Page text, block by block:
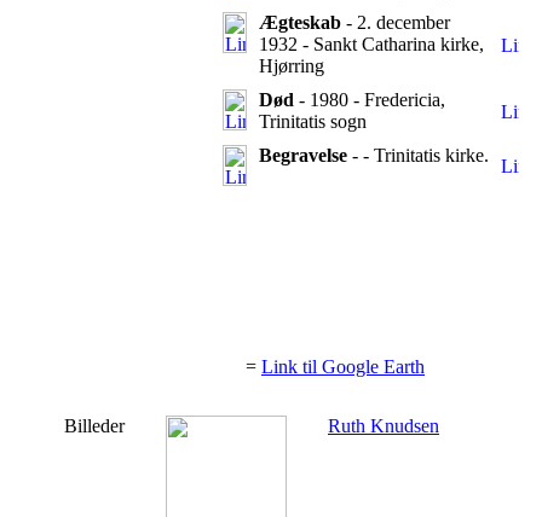
Ægteskab - 2. december
1932 - Sankt Catharina kirke,
Hjørring
Død - 1980 - Fredericia,
Trinitatis sogn
Begravelse - - Trinitatis kirke.
= Link til Google Earth
Billeder Ruth Knudsen